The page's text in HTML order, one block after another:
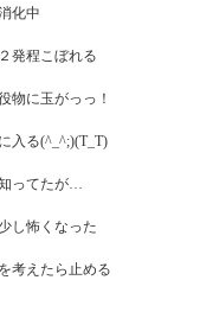
化中
発程こぼれる
物に玉がっっ！
入る(^_^;)(T_T)
ってたが…
し怖くなった
考えたら止める